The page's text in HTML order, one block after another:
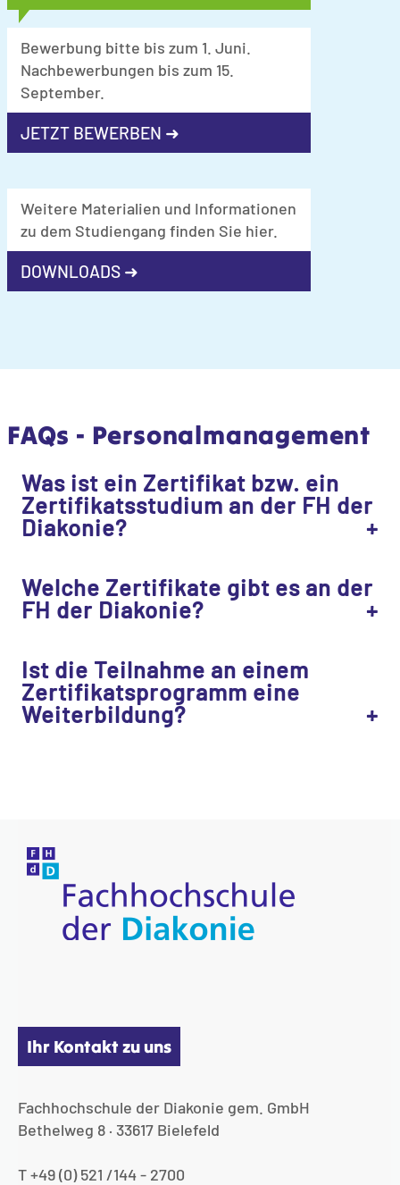
Bewerbung bitte bis zum 1. Juni.
Nachbewerbungen bis zum 15.
September.
JETZT BEWERBEN ➜
Weitere Materialien und Informationen
zu dem Studiengang finden Sie hier.
DOWNLOADS ➜
FAQs - Personalmanagement
Was ist ein Zertifikat bzw. ein
Zertifikatsstudium an der FH der
Diakonie?
Welche Zertifikate gibt es an der
FH der Diakonie?
Ist die Teilnahme an einem
Zertifikatsprogramm eine
Weiterbildung?
Ihr Kontakt zu uns
Fachhochschule der Diakonie gem. GmbH
Bethelweg 8 · 33617 Bielefeld
T +49 (0) 521 /144 - 2700